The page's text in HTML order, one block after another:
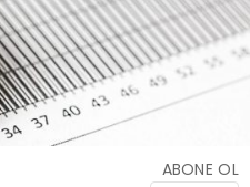
ABONE OL